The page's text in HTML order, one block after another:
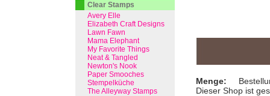
Menge:
Dieser Shop ist
Clear Stamps
Avery Elle
Elizabeth Craft Designs
Lawn Fawn
Mama Elephant
My Favorite Things
Neat & Tangled
Newton's Nook
Paper Smooches
Stempelküche
The Alleyway Stamps